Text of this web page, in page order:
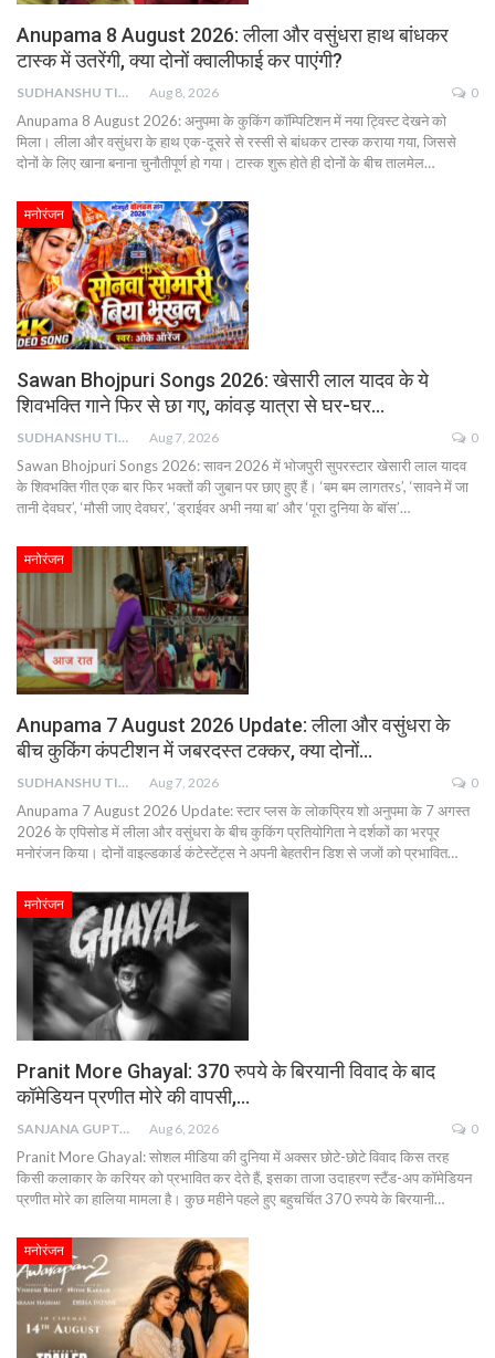
Anupama 8 August 2026: लीला और वसुंधरा हाथ बांधकर
टास्क में उतरेंगी, क्या दोनों क्वालीफाई कर पाएंगी?
SUDHANSHU TIWARI Aug 8, 2026 0
Anupama 8 August 2026: अनुपमा के कुकिंग कॉम्पिटिशन में नया ट्विस्ट देखने को
मिला। लीला और वसुंधरा के हाथ एक-दूसरे से रस्सी से बांधकर टास्क कराया गया, जिससे
दोनों के लिए खाना बनाना चुनौतीपूर्ण हो गया। टास्क शुरू होते ही दोनों के बीच तालमेल…
मनोरंजन
Sawan Bhojpuri Songs 2026: खेसारी लाल यादव के ये
शिवभक्ति गाने फिर से छा गए, कांवड़ यात्रा से घर-घर…
SUDHANSHU TIWARI Aug 7, 2026 0
Sawan Bhojpuri Songs 2026: सावन 2026 में भोजपुरी सुपरस्टार खेसारी लाल यादव
के शिवभक्ति गीत एक बार फिर भक्तों की जुबान पर छाए हुए हैं। ‘बम बम लागतरs’, ‘सावने में जा
तानी देवघर’, ‘मौसी जाए देवघर’, ‘ड्राईवर अभी नया बा’ और ‘पूरा दुनिया के बॉस’…
मनोरंजन
Anupama 7 August 2026 Update: लीला और वसुंधरा के
बीच कुकिंग कंपटीशन में जबरदस्त टक्कर, क्या दोनों…
SUDHANSHU TIWARI Aug 7, 2026 0
Anupama 7 August 2026 Update: स्टार प्लस के लोकप्रिय शो अनुपमा के 7 अगस्त
2026 के एपिसोड में लीला और वसुंधरा के बीच कुकिंग प्रतियोगिता ने दर्शकों का भरपूर
मनोरंजन किया। दोनों वाइल्डकार्ड कंटेस्टेंट्स ने अपनी बेहतरीन डिश से जजों को प्रभावित…
मनोरंजन
Pranit More Ghayal: 370 रुपये के बिरयानी विवाद के बाद
कॉमेडियन प्रणीत मोरे की वापसी,…
SANJANA GUPTA Aug 6, 2026 0
Pranit More Ghayal: सोशल मीडिया की दुनिया में अक्सर छोटे-छोटे विवाद किस तरह
किसी कलाकार के करियर को प्रभावित कर देते हैं, इसका ताजा उदाहरण स्टैंड-अप कॉमेडियन
प्रणीत मोरे का हालिया मामला है। कुछ महीने पहले हुए बहुचर्चित 370 रुपये के बिरयानी…
मनोरंजन